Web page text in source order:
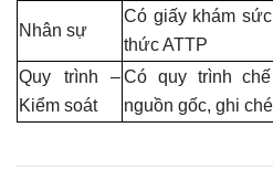
Nhân sự
Có giấy khám
thức ATTP
Quy trình –
Kiểm soát
Có quy trình
nguồn gốc, ghi